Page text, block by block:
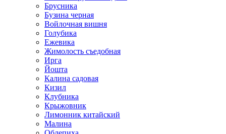
Брусника
Бузина черная
Войлочная вишня
Голубика
Ежевика
Жимолость съедобная
Ирга
Йошта
Калина садовая
Кизил
Клубника
Крыжовник
Лимонник китайский
Малина